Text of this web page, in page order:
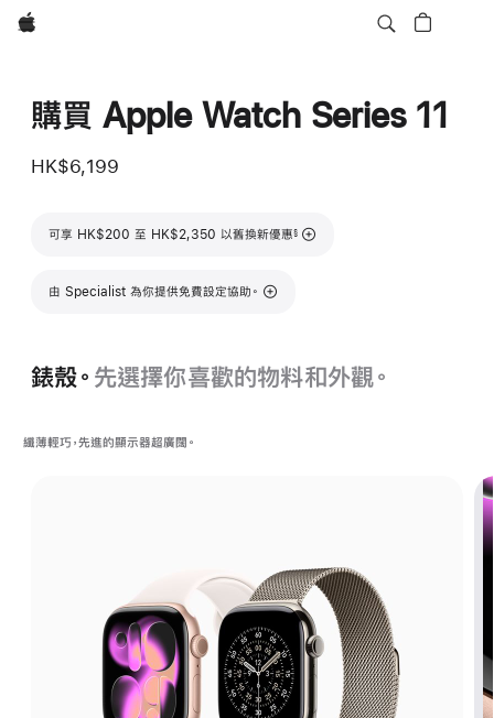
Apple
購買 Apple Watch Series 11
HK$6,199
可享 HK$200 至 HK$2,350 以舊換新優惠
註腳
§
由 Specialist 為你提供免費設定協助。
錶殼。 先選擇你喜歡的物料和外觀。
纖薄輕巧，先進的顯示器超廣闊。